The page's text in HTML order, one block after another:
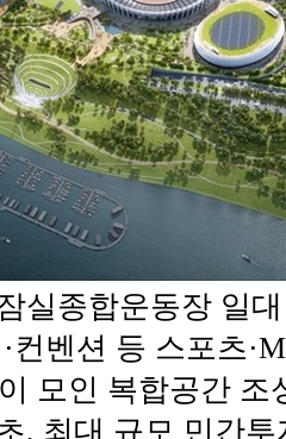
실종합운동장 일
컨벤션 등 스포츠
모인 복합공간 조
, 최대 규모 민간